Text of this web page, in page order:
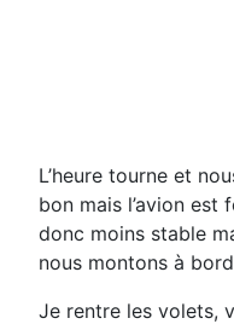
L’heure tourne et
bon mais l’avion est
donc moins stable
nous montons à
Je rentre les volets,